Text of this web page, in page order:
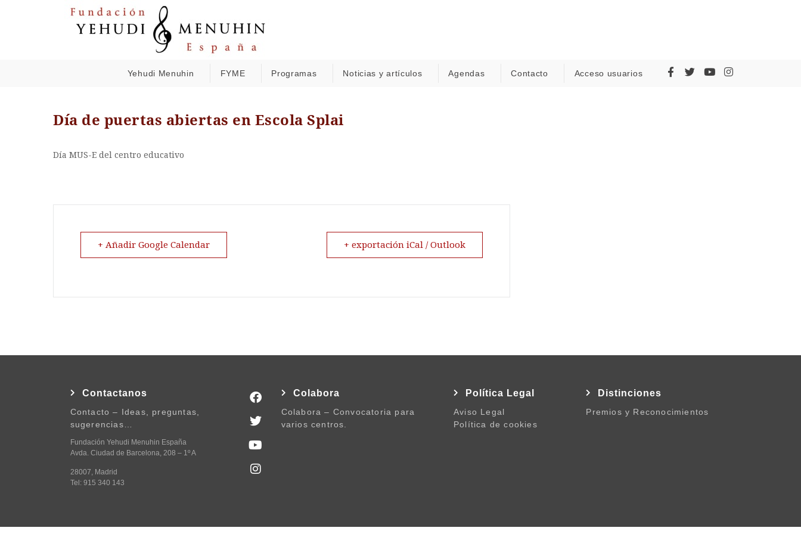
Yehudi Menuhin FYME Programas Noticias y artículos Agendas Contacto Acceso usuarios
Día de puertas abiertas en Escola Splai
Día MUS-E del centro educativo
+ Añadir Google Calendar + exportación iCal / Outlook
Contactanos
Contacto – Ideas, preguntas,
sugerencias…
Fundación Yehudi Menuhin España
Avda. Ciudad de Barcelona, 208 – 1º A
28007, Madrid
Tel: 915 340 143
Colabora
Colabora – Convocatoria para
varios centros.
Política Legal
Aviso Legal
Política de cookies
Distinciones
Premios y Reconocimientos